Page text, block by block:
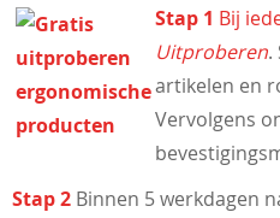
Stap 1 Bij
Uitproberen.
artikelen en
Vervolgens
Stap 2 Binnen 5 werkdagen